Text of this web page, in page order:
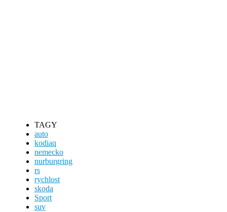
TAGY
auto
kodiaq
nemecko
nurburgring
rs
rychlost
skoda
Sport
suv